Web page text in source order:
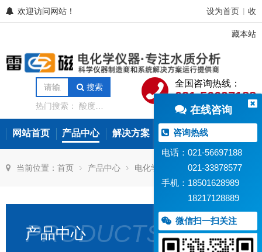
欢迎访问网站！ 设为首页 收
藏本站
搜索
热门搜索：酸度计
分析仪
微量水分分
析仪
氨氮测定仪
全国咨询热线：
021-56697188
网站首页 产品中心 解决方案 常见问题
当前位置： 首页 产品中心 电化学传感器 电导电极
产品中心
PRODUCTS
DJSY-
0.01
DJS-
10VTC
DJS-
10-
DJS-
在线咨询
咨询热线
电话：021-56697188
021-33878577
手机：18501628989
18217128889
微信扫一扫关注